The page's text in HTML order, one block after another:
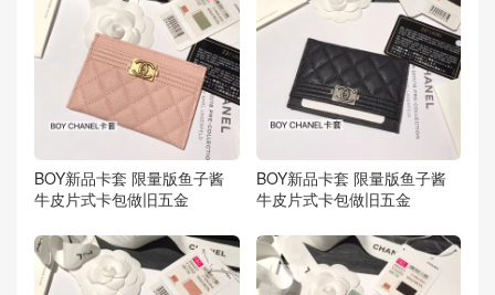
BOY新品卡套 限量版鱼子酱
牛皮片式卡包做旧五金
BOY新品卡套 限量版鱼子酱
牛皮片式卡包做旧五金